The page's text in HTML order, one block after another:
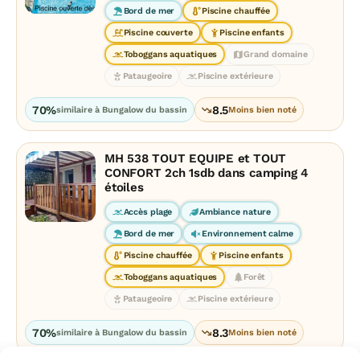
Bord de mer Piscine chauffée
Piscine couverte Piscine enfants
Toboggans aquatiques Grand domaine
Pataugeoire Piscine extérieure
70%similaire à Bungalow du bassin 8.5Moins bien noté
MH 538 TOUT EQUIPE et TOUT
CONFORT 2ch 1sdb dans camping 4
étoiles
Accès plage Ambiance nature
Bord de mer Environnement calme
Piscine chauffée Piscine enfants
Toboggans aquatiques Forêt
Pataugeoire Piscine extérieure
70%similaire à Bungalow du bassin 8.3Moins bien noté